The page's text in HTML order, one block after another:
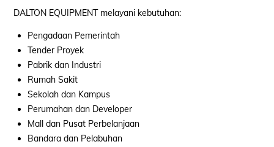
DALTON EQUIPMENT melayani kebutuhan:
Pengadaan Pemerintah
Tender Proyek
Pabrik dan Industri
Rumah Sakit
Sekolah dan Kampus
Perumahan dan Developer
Mall dan Pusat Perbelanjaan
Bandara dan Pelabuhan